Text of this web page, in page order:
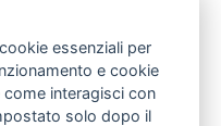
essenziali per
e cookie
interagisci con
solo dopo il